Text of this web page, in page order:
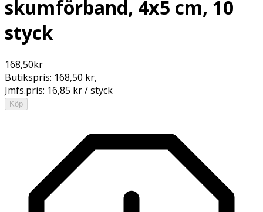
skumförband, 4x5 cm, 10
styck
168,50kr
Butikspris: 168,50 kr,
Jmfs.pris: 16,85 kr / styck
Köp